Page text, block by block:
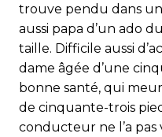
trouve pendu dans un
aussi papa d’un ado
taille. Difficile aussi
dame âgée d’une
bonne santé, qui
de cinquante-trois
conducteur ne l’a pas